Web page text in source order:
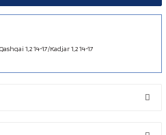
1,2 14-17/Kadjar 1,2 14-17